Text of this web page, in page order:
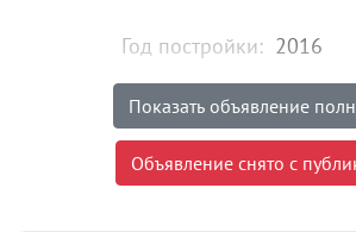
Год постройки: 2016
Мебель: есть
Цена: 28
Показать объявление
Объявление снято с